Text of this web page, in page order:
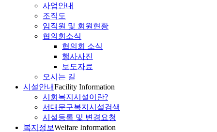
사업안내
조직도
임직원 및 회원현황
협의회소식
협의회 소식
행사사진
보도자료
오시는 길
시설안내Facility Information
시회복지시설이란?
서대문구복지시설검색
시설등록 및 변경요청
복지정보Welfare Information